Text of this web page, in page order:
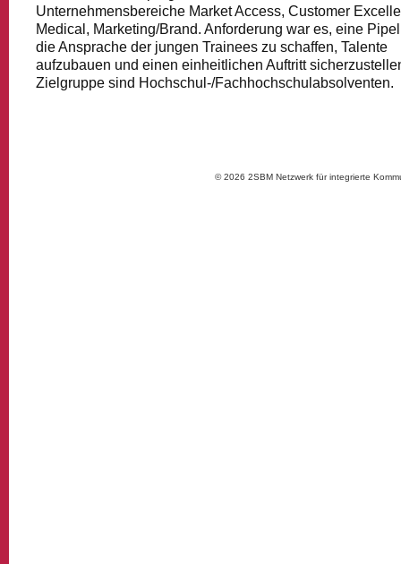
Unternehmensbereiche Market Access, Customer
Medical, Marketing/Brand. Anforderung war es, eine
die Ansprache der jungen Trainees zu schaffen, Talente
aufzubauen und einen einheitlichen Auftritt
Zielgruppe sind Hochschul-/Fachhochschulabsolventen.
© 2026 2SBM Netzwerk für integrierte